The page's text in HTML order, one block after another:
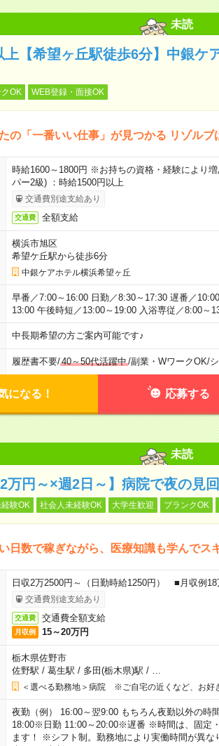
未読
上【希望ヶ丘駅徒歩6分】中銀ケ
OK WEB登録・面接OK
の「一番いい仕事」が見つかる リゾル
時給1600～1800円 ※お持ちの資格・経験により
パー2級) ：時給1500円以上
交通費別途支給あり
交通費 全額支給
横浜市旭区
希望ケ丘駅から徒歩6分
中銀ケアホテル横浜希望ヶ丘
早番／7:00～16:00 日勤／8:30～17:30 遅番／
13:00 午後時短／13:00～19:00 入浴専従／8:00～
中長期希望の方ご案内可能です♪
履歴書不要/40～50代活躍中/副業・WワークOK/
になる！ 応募する
未読
万円～×週2日～】病院で夜の見
験OK 社会人未経験OK 大学生歓迎 ブランクOK
日数で稼ぎながら、医療知識も学んでス
日収2万2500円～（日勤時給1250円） ■月収例18
交通費別途支給あり
交通費 交通費全額支給
月収例 15～20万円
栃木県佐野市
佐野駅 / 葛生駅 / 多田(栃木県)駅 /
＜選べる勤務地＞病院 ※ご自宅の近くなど、お好
夜勤（例） 16:00～翌9:00 もちろん夜勤以外の
18:00※日勤 11:00～20:00※遅番 ※時間は、固定
ます！ ※シフト制。勤務地により実働時間が異